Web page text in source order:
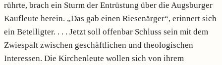
rührte, brach ein Sturm der Entrüstung über die Augsburger
Kaufleute herein. „Das gab einen Riesenärger“, erinnert sich
ein Beteiligter. . . . Jetzt soll offenbar Schluss sein mit dem
Zwiespalt zwischen geschäftlichen und theologischen
Interessen. Die Kirchenleute wollen sich von ihrem